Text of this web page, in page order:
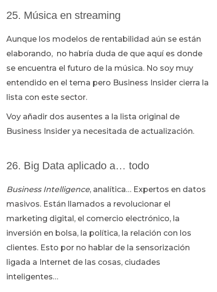
25. Música en streaming
Aunque los modelos de rentabilidad aún se están
elaborando, no habría duda de que aquí es donde
se encuentra el futuro de la música. No soy muy
entendido en el tema pero Business Insider cierra la
lista con este sector.
Voy añadir dos ausentes a la lista original de
Business Insider ya necesitada de actualización.
26. Big Data aplicado a… todo
Business Intelligence, analítica… Expertos en datos
masivos. Están llamados a revolucionar el
marketing digital, el comercio electrónico, la
inversión en bolsa, la política, la relación con los
clientes. Esto por no hablar de la sensorización
ligada a Internet de las cosas, ciudades
inteligentes…